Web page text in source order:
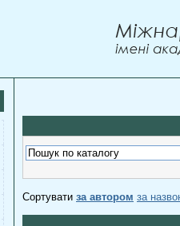
Сортувати за автором за